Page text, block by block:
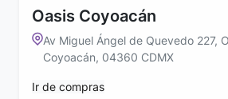
Oasis Coyoacán
Av Miguel Ángel de Quevedo 227,
Coyoacán, 04360 CDMX
Ir de compras